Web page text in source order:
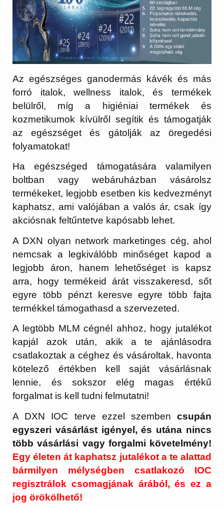
Az egészséges ganodermás kávék és más
forró italok, wellness italok, és termékek
belülről, míg a higiéniai termékek és
kozmetikumok kívülről segítik és támogatják
az egészséget és gátolják az öregedési
folyamatokat!
Ha egészséged támogatására valamilyen
boltban vagy webáruházban vásárolsz
termékeket, legjobb esetben kis kedvezményt
kaphatsz, ami valójában a valós ár, csak így
akciósnak feltűntetve kapósabb lehet.
A DXN olyan network marketinges cég, ahol
nemcsak a legkiválóbb minőséget kapod a
legjobb áron, hanem lehetőséget is kapsz
arra, hogy termékeid árát visszakeresd, sőt
egyre több pénzt keresve egyre több fajta
termékkel támogathasd a szervezeted.
A legtöbb MLM cégnél ahhoz, hogy jutalékot
kapjál azok után, akik a te ajánlásodra
csatlakoztak a céghez és vásároltak, havonta
kötelező értékben kell saját vásárlásnak
lennie, és sokszor elég magas értékű
forgalmat is kell tudni felmutatni!
A DXN IOC terve ezzel szemben csupán
egyszeri vásárlást igényel, és utána nincs
több vásárlási vagy forgalmi követelmény!
Egy életen át kaphatsz jutalékot a te alattad
bármilyen mélységben csatlakozó IOC
regisztrálok csomagjának árából, és ez a
jog örökölhető!